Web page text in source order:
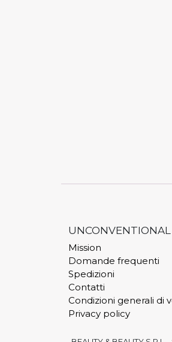
UNCONVENTIONAL
Mission
Domande frequenti
Spedizioni
Contatti
Condizioni generali di
Privacy policy